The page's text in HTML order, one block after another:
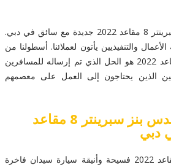
لدينا سيارة مرسيدس بنز سبرينتر 8 مقاعد 2022 جديدة مع سائق في دبي.
والتنفيذيين يأتون لعملائنا. أسطولنا من
مرسيدس بنز سبرينتر 8 مقاعد 2022 هو الحل الذي تم إرساله للمسافرين
الذين يحتاجون إلى العمل على معصمهم
احجز سيارة مرسيدس بنز سبرينتر 8 مقاعد
مرسيدس بنز سبرينتر 8 مقاعد 2022 فسيحة وأنيقة سيارة سيدان فاخرة